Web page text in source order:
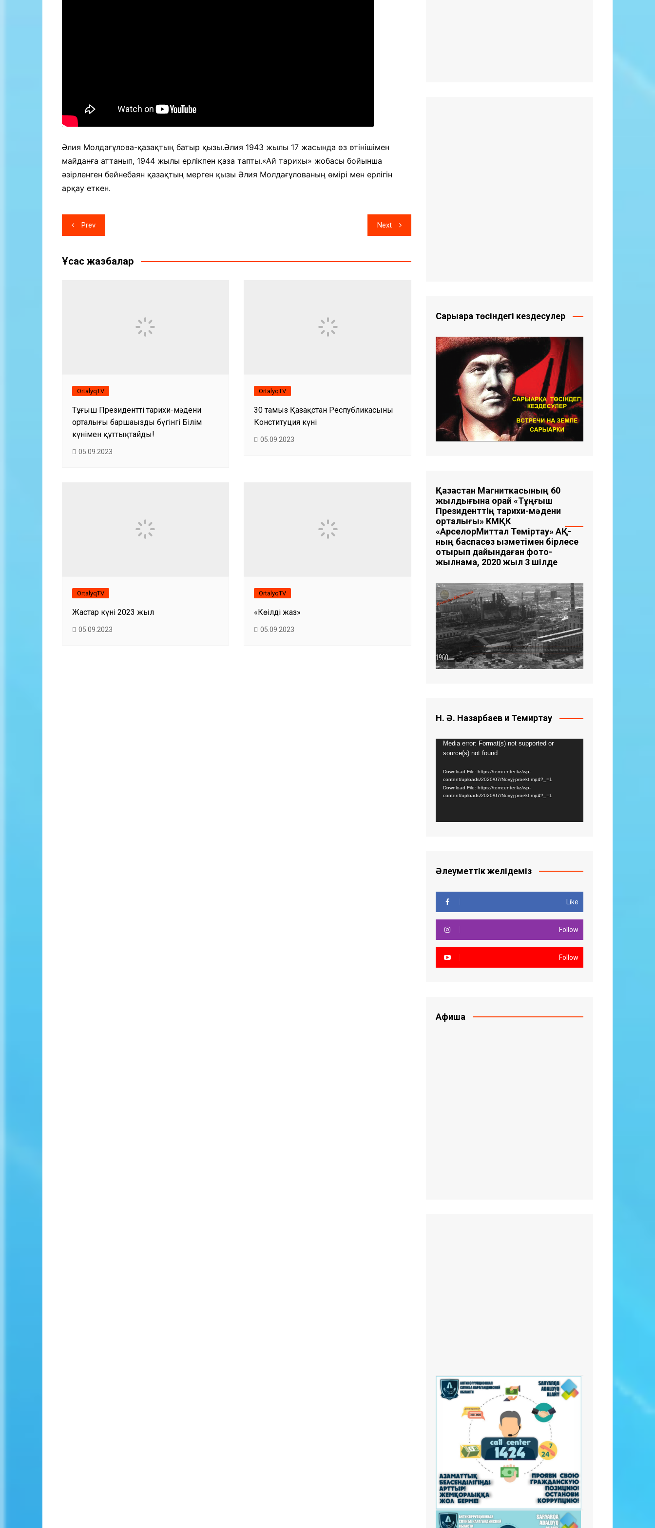
Әлия Молдағұлова-қазақтың батыр қызы.Әлия 1943 жылы 17 жасында өз өтінішімен
майданға аттанып, 1944 жылы ерлікпен қаза тапты.«Ай тарихы» жобасы бойынша
әзірленген бейнебаян қазақтың мерген қызы Әлия Молдағұлованың өмірі мен ерлігін
арқау еткен.
Жазба
навигациясы
Prev Next
Ұқсас жазбалар
OrtalyqTV
Тұңғыш Президенттің тарихи-мәдени
орталығы баршаңызды бүгінгі Білім
күнімен құттықтайды!
05.09.2023
OrtalyqTV
30 тамыз Қазақстан Республикасының
Конституция күні
05.09.2023
OrtalyqTV
Жастар күні 2023 жыл
05.09.2023
OrtalyqTV
«Көңілді жаз»
05.09.2023
Сарыарқа төсіндегі кездесулер
Қазақстан Магниткасының 60
жылдығына орай «Тұңғыш
Президенттің тарихи-мәдени
орталығы» КМҚК
«АрселорМиттал Теміртау» АҚ-
ның баспасөз қызметімен бірлесе
отырып дайындаған фото-
жылнама, 2020 жыл 3 шілде
Н. Ә. Назарбаев и Темиртау
Видео
плейер
Media error: Format(s) not supported or
source(s) not found
Download File: https://temcenter.kz/wp-
content/uploads/2020/07/Novyj-proekt.mp4?_=1
Download File: https://temcenter.kz/wp-
content/uploads/2020/07/Novyj-proekt.mp4?_=1
Әлеуметтік желідеміз
Like
Follow
Follow
Афиша